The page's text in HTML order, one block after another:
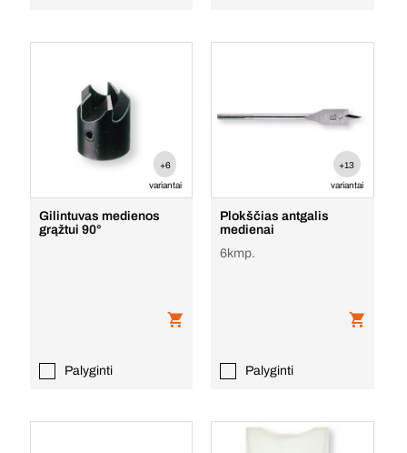
+6
variantai
Gilintuvas medienos
grąžtui 90°
Palyginti
+13
variantai
Plokščias antgalis
medienai
6kmp.
Palyginti